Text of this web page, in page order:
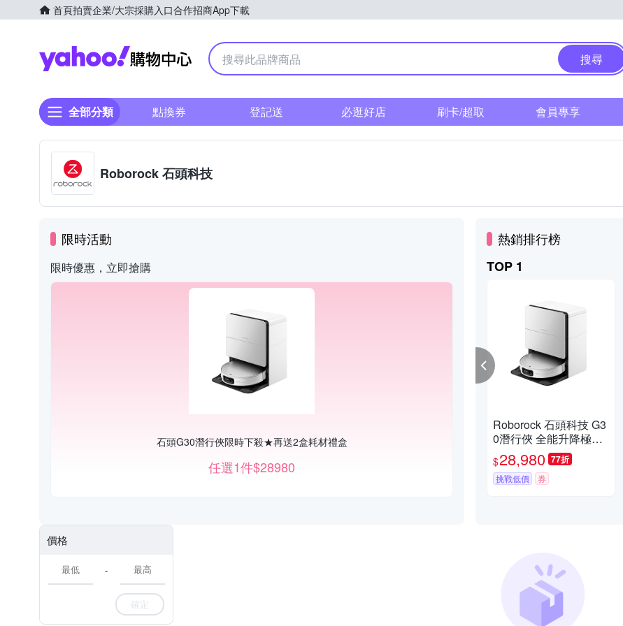
首頁拍賣企業/大宗採購入口合作招商App下載
Yahoo購物中心
搜尋
全部分類 點換券 登記送 必逛好店 刷卡/超取 會員專享
Roborock 石頭科技
限時活動
限時優惠，立即搶購
石頭G30潛行俠限時下殺★再送2盒耗材禮盒
任選1件$28980
熱銷排行榜
TOP 1
Roborock 石頭科技 G3
0潛行俠 全能升降極淨
王者 (智慧升降全域LD
S/超薄7.98/聲波恆濕拖
地/22000Pa)
$28,980 77折
挑戰低價 券
價格
-
確定